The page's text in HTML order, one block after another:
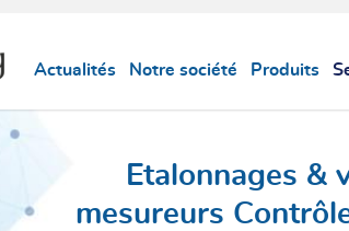
Actualités Notre société Produits
Etalonnages &
mesureurs